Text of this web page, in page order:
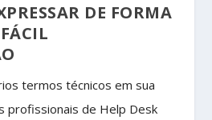
DE FORMA
termos técnicos em sua
profissionais de Help Desk